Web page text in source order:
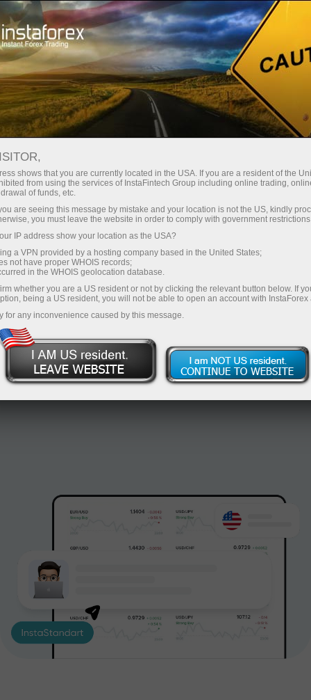
Трейдерам
Типы торговых счетов
Каждый тип счёта, предлагаемый компанией
ИнстаФорекс, представляет собой
универсальный инструмент трейдера для
работы на международных финансовых рынках.
Вне зависимости от выбранного типа счёта вы
будете иметь доступ ко всем торговым
символам, доступным при работе с компанией
ИнстаФорекс
Открыть счёт
shows that you are currently located in the USA. If you are a resident of the
from using the services of InstaFintech Group including online trading,
of funds, etc.
are seeing this message by mistake and your location is not the US, kindly
you must leave the website in order to comply with government
IP address show your location as the USA?
a VPN provided by a hosting company based in the United States;
not have proper WHOIS records;
in the WHOIS geolocation database.
whether you are a US resident or not by clicking the relevant button below. If
being a US resident, you will not be able to open an account with InstaForex
for any inconvenience caused by this message.